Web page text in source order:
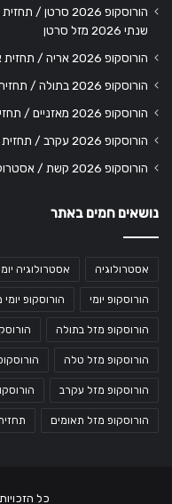
הורוסקופ 2026
שנתי 2026 מזל סרטן
הורוסקופ 2026 אריה / תחזית אסטרולוגיה שנתית מזל אריה
הורוסקופ 2026 בתולה / תחזית אסטרולוגיה שנתית מזל בתולה
הורוסקופ 2026 מאזניים / תחזית אסטרולוגיה שנתית מזל מאזניים
הורוסקופ 2026 עקרב / תחזית אסטרולוגיה שנתית מזל עקרב
הורוסקופ 2026 קשת / אסטרולוגיה שנתית למזל קשת
נושאים חמים באתר
אסטרולוגיה אסטרולוגיה
הורוסקופ יומי הורוסקופ
הורוסקופ מזל בתולה
הורוסקופ מזל טלה
הורוסקופ מזל עקרב
הורוסקופ מזל תאומים
כל